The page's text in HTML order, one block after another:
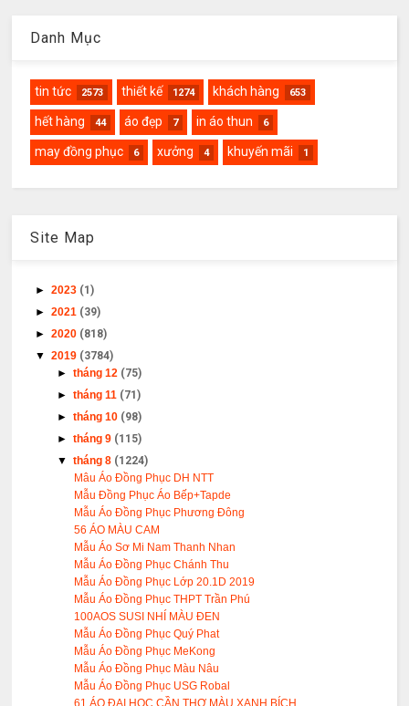
Danh Mục
tin tức 2573 thiết kế 1274 khách hàng 653
hết hàng 44 áo đẹp 7 in áo thun 6
may đồng phục 6 xưởng 4 khuyến mãi 1
Site Map
►2023 (1)
►2021 (39)
►2020 (818)
▼2019 (3784)
►tháng 12 (75)
►tháng 11 (71)
►tháng 10 (98)
►tháng 9 (115)
▼tháng 8 (1224)
Mâu Áo Đồng Phục DH NTT
Mẫu Đồng Phục Áo Bếp+Tapde
Mẫu Áo Đồng Phục Phương Đông
56 ÁO MÀU CAM
Mẫu Áo Sơ Mi Nam Thanh Nhan
Mẫu Áo Đồng Phục Chánh Thu
Mẫu Áo Đồng Phục Lớp 20.1D 2019
Mẫu Áo Đồng Phục THPT Trần Phú
100AOS SUSI NHÍ MÀU ĐEN
Mẫu Áo Đồng Phục Quý Phat
Mẫu Áo Đồng Phục MeKong
Mẫu Áo Đồng Phục Màu Nâu
Mẫu Áo Đồng Phục USG Robal